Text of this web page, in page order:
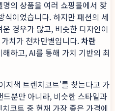
의 상품을 여러 쇼핑몰에서 찾
식이었습니다. 하지만 패션의 세
경우가 많고, 비슷한 디자인이
치가 천차만별입니다.차란
하고, AI를 통해 가치 기반의 최
지색 트렌치코트'를 찾는다고 가
뿐만 아니라, 비슷한 스타일과
코트 중 현재 가장 좋은 가격에